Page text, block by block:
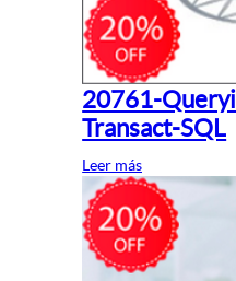
20761-
Transact-SQL
Leer más